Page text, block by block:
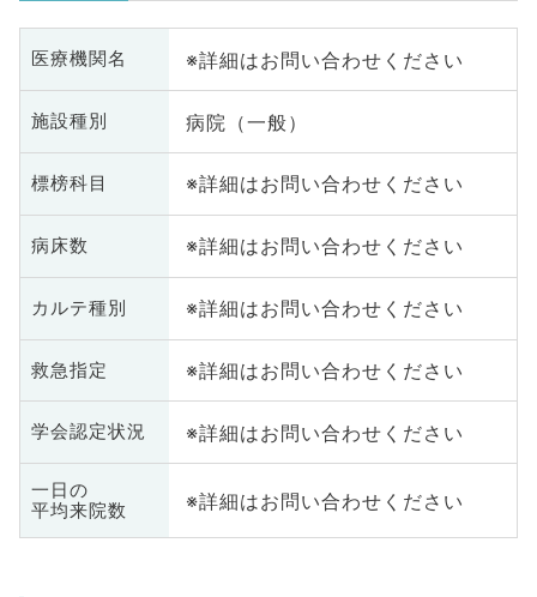
医療機関名 ※詳細はお問い合わせください
施設種別 病院（一般）
標榜科目 ※詳細はお問い合わせください
病床数 ※詳細はお問い合わせください
カルテ種別 ※詳細はお問い合わせください
救急指定 ※詳細はお問い合わせください
学会認定状況 ※詳細はお問い合わせください
一日の
平均来院数
※詳細はお問い合わせください